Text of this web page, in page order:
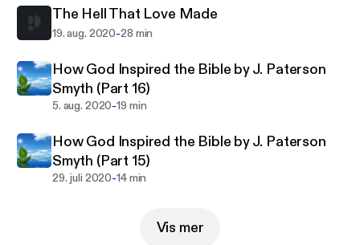
The Hell That Love Made
19. aug. 2020-28 min
How God Inspired the Bible by J. Paterson
Smyth (Part 16)
5. aug. 2020-19 min
How God Inspired the Bible by J. Paterson
Smyth (Part 15)
29. juli 2020-14 min
Vis mer